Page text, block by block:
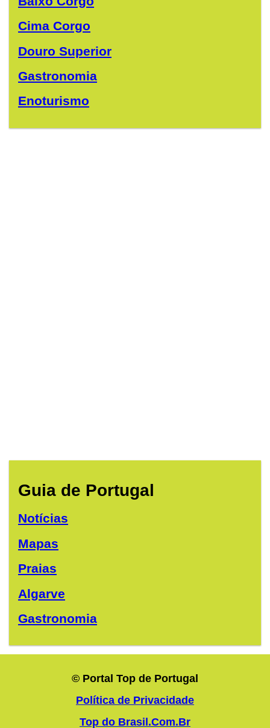
Cima Corgo
Douro Superior
Gastronomia
Enoturismo
Guia de Portugal
Notícias
Mapas
Praias
Algarve
Gastronomia
© Portal Top de Portugal
Política de Privacidade
Top do Brasil.Com.Br